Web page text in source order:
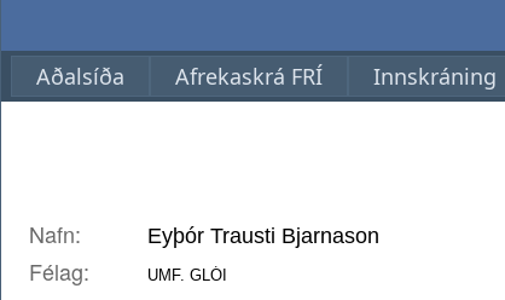
Aðalsíða Afrekaskrá FRÍ Innskráning
Nafn:
Félag: